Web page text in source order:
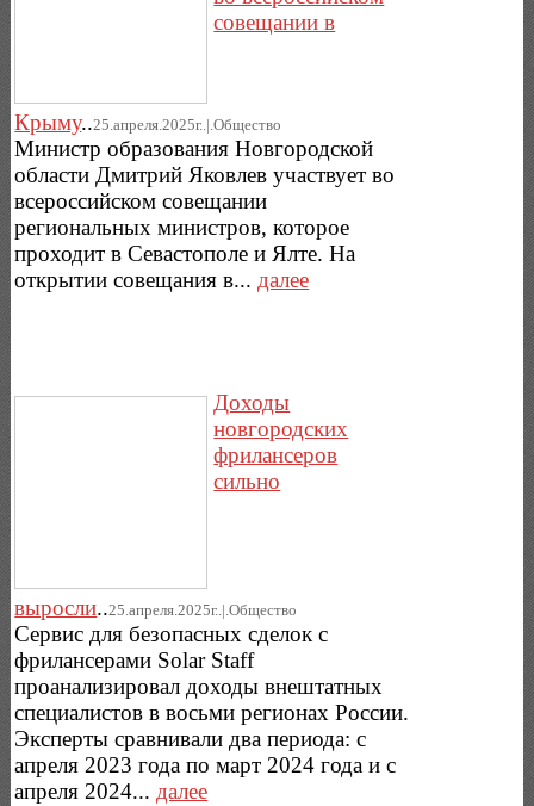
совещании в
Крыму..25.апреля.2025г..|.Общество
Министр образования Новгородской
области Дмитрий Яковлев участвует во
всероссийском совещании
региональных министров, которое
проходит в Севастополе и Ялте. На
открытии совещания в... далее
Доходы
новгородских
фрилансеров
сильно
выросли..25.апреля.2025г..|.Общество
Сервис для безопасных сделок с
фрилансерами Solar Staff
проанализировал доходы внештатных
специалистов в восьми регионах России.
Эксперты сравнивали два периода: с
апреля 2023 года по март 2024 года и с
апреля 2024...далее